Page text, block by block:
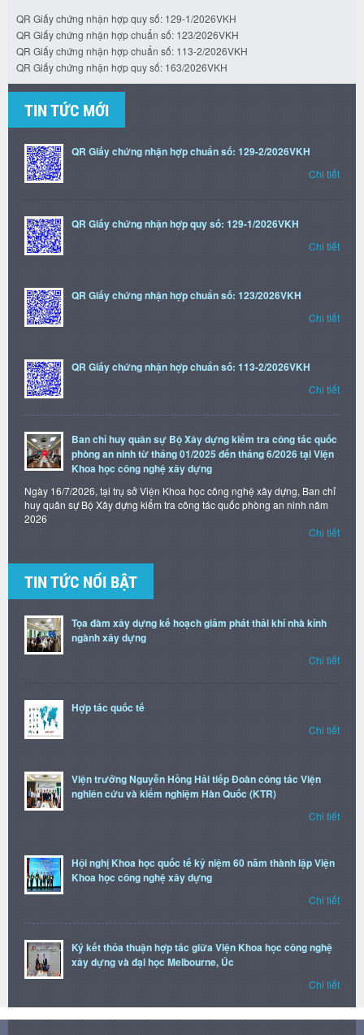
QR Giấy chứng nhận hợp quy số: 129-1/2026VKH
QR Giấy chứng nhận hợp chuẩn số: 123/2026VKH
QR Giấy chứng nhận hợp chuẩn số: 113-2/2026VKH
QR Giấy chứng nhận hợp quy số: 163/2026VKH
TIN TỨC MỚI
QR Giấy chứng nhận hợp chuẩn số: 129-2/2026VKH
Chi tiết
QR Giấy chứng nhận hợp quy số: 129-1/2026VKH
Chi tiết
QR Giấy chứng nhận hợp chuẩn số: 123/2026VKH
Chi tiết
QR Giấy chứng nhận hợp chuẩn số: 113-2/2026VKH
Chi tiết
Ban chỉ huy quân sự Bộ Xây dựng kiểm tra công tác quốc
phòng an ninh từ tháng 01/2025 đến tháng 6/2026 tại Viện
Khoa học công nghệ xây dựng
Ngày 16/7/2026, tại trụ sở Viện Khoa học công nghệ xây dựng, Ban chỉ
huy quân sự Bộ Xây dựng kiểm tra công tác quốc phòng an ninh năm
2026
Chi tiết
TIN TỨC NỔI BẬT
Tọa đàm xây dựng kế hoạch giảm phát thải khí nhà kính
ngành xây dựng
Chi tiết
Hợp tác quốc tế
Chi tiết
Viện trưởng Nguyễn Hồng Hải tiếp Đoàn công tác Viện
nghiên cứu và kiểm nghiệm Hàn Quốc (KTR)
Chi tiết
Hội nghị Khoa học quốc tế kỷ niệm 60 năm thành lập Viện
Khoa học công nghệ xây dựng
Chi tiết
Ký kết thỏa thuận hợp tác giữa Viện Khoa học công nghệ
xây dựng và đại học Melbourne, Úc
Chi tiết